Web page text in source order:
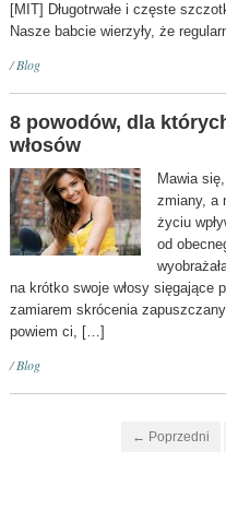
[MIT] Długotrwałe i częste
Nasze babcie wierzyły, że
/Blog
8 powodów, dla
włosów
Mawia
zmiany, a
życiu
od
na krótko swoje włosy sięgające
zamiarem skrócenia
powiem ci, […]
/Blog
← Poprzedni